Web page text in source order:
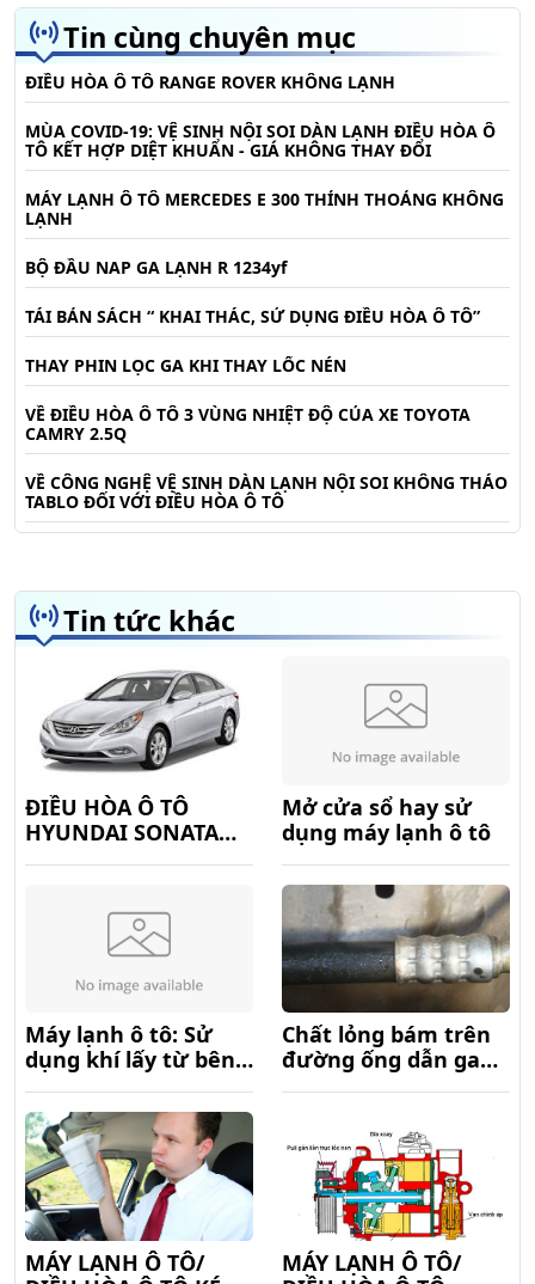
Tin cùng chuyên mục
ĐIỀU HÒA Ô TÔ RANGE ROVER KHÔNG LẠNH
MÙA COVID-19: VỆ SINH NỘI SOI DÀN LẠNH ĐIỀU HÒA Ô
TÔ KẾT HỢP DIỆT KHUẨN - GIÁ KHÔNG THAY ĐỔI
MÁY LẠNH Ô TÔ MERCEDES E 300 THỈNH THOẢNG KHÔNG
LẠNH
BỘ ĐẦU NAP GA LẠNH R 1234yf
TÁI BẢN SÁCH “ KHAI THÁC, SỬ DỤNG ĐIỀU HÒA Ô TÔ”
THAY PHIN LỌC GA KHI THAY LỐC NÉN
VỀ ĐIỀU HÒA Ô TÔ 3 VÙNG NHIỆT ĐỘ CỦA XE TOYOTA
CAMRY 2.5Q
VỀ CÔNG NGHỆ VỆ SINH DÀN LẠNH NỘI SOI KHÔNG THÁO
TABLO ĐỐI VỚI ĐIỀU HÒA Ô TÔ
Tin tức khác
ĐIỀU HÒA Ô TÔ
HYUNDAI SONATA
Mở cửa sổ hay sử
dụng máy lạnh ô tô
Máy lạnh ô tô: Sử
dụng khí lấy từ bên
ngoài hay khí tuần
hoàn trong xe ô tô
Chất lỏng bám trên
đường ống dẫn ga
của hệ thống máy
MÁY LẠNH Ô TÔ/
MÁY LẠNH Ô TÔ/